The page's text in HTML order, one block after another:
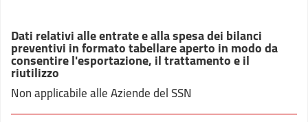
Dati relativi alle entrate e alla spesa dei bilanci
preventivi in formato tabellare aperto in modo da
consentire l'esportazione, il trattamento e il
riutilizzo
Non applicabile alle Aziende del SSN